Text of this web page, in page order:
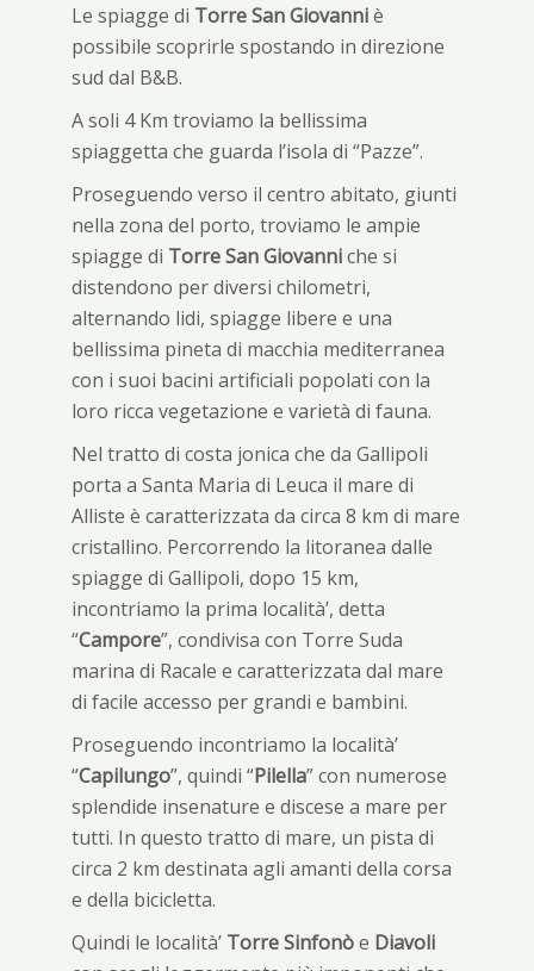
Le spiagge di Torre San Giovanniè
possibile scoprirle spostando in direzione
sud dal B&B.
A soli 4 Km troviamo la bellissima
spiaggetta che guarda l’isola di “Pazze”.
Proseguendo verso il centro abitato, giunti
nella zona del porto, troviamo le ampie
spiagge di Torre San Giovanniche si
distendono per diversi chilometri,
alternando lidi, spiagge libere e una
bellissima pineta di macchia mediterranea
con i suoi bacini artificiali popolati con la
loro ricca vegetazione e varietà di fauna.
Nel tratto di costa jonica che da Gallipoli
porta a Santa Maria di Leuca il mare di
Alliste è caratterizzata da circa 8 km di mare
cristallino. Percorrendo la litoranea dalle
spiagge di Gallipoli, dopo 15 km,
incontriamo la prima località’, detta
“Campore”, condivisa con Torre Suda
marina di Racale e caratterizzata dal mare
di facile accesso per grandi e bambini.
Proseguendo incontriamo la località’
“Capilungo”, quindi “Pilella” con numerose
splendide insenature e discese a mare per
tutti. In questo tratto di mare, un pista di
circa 2 km destinata agli amanti della corsa
e della bicicletta.
Quindi le località’ Torre Sinfonòe Diavoli